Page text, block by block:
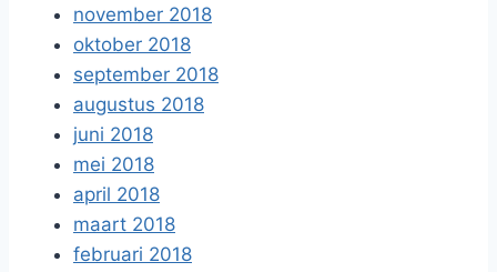
november 2018
oktober 2018
september 2018
augustus 2018
juni 2018
mei 2018
april 2018
maart 2018
februari 2018